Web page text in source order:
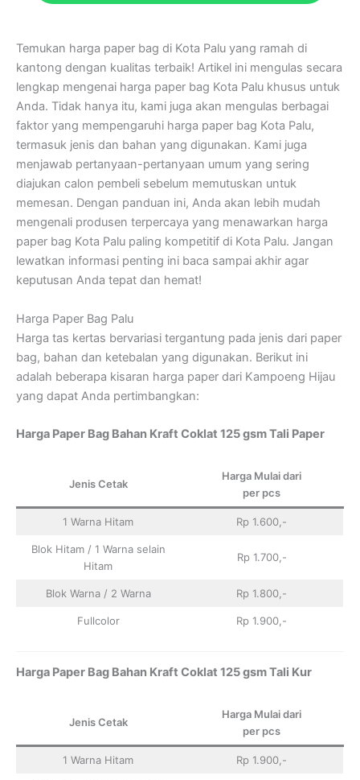
Temukan harga paper bag di Kota Palu yang ramah di
kantong dengan kualitas terbaik! Artikel ini mengulas secara
lengkap mengenai harga paper bag Kota Palu khusus untuk
Anda. Tidak hanya itu, kami juga akan mengulas berbagai
faktor yang mempengaruhi harga paper bag Kota Palu,
termasuk jenis dan bahan yang digunakan. Kami juga
menjawab pertanyaan-pertanyaan umum yang sering
diajukan calon pembeli sebelum memutuskan untuk
memesan. Dengan panduan ini, Anda akan lebih mudah
mengenali produsen terpercaya yang menawarkan harga
paper bag Kota Palu paling kompetitif di Kota Palu. Jangan
lewatkan informasi penting ini baca sampai akhir agar
keputusan Anda tepat dan hemat!
Harga Paper Bag Palu
Harga tas kertas bervariasi tergantung pada jenis dari paper
bag, bahan dan ketebalan yang digunakan. Berikut ini
adalah beberapa kisaran harga paper dari Kampoeng Hijau
yang dapat Anda pertimbangkan:
Harga Paper Bag Bahan Kraft Coklat 125 gsm Tali Paper
Jenis Cetak
Harga Mulai dari
per pcs
1 Warna Hitam Rp 1.600,-
Blok Hitam / 1 Warna selain
Hitam
Rp 1.700,-
Blok Warna / 2 Warna Rp 1.800,-
Fullcolor Rp 1.900,-
Harga Paper Bag Bahan Kraft Coklat 125 gsm Tali Kur
Jenis Cetak
Harga Mulai dari
per pcs
1 Warna Hitam Rp 1.900,-